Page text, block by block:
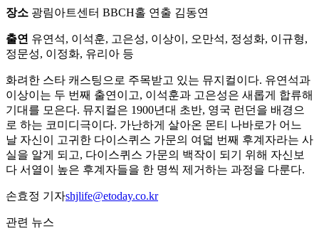
장소 광림아트센터 BBCH홀 연출 김동연
출연 유연석, 이석훈, 고은성, 이상이, 오만석, 정성화, 이규형,
정문성, 이정화, 유리아 등
화려한 스타 캐스팅으로 주목받고 있는 뮤지컬이다. 유연석과
이상이는 두 번째 출연이고, 이석훈과 고은성은 새롭게 합류해
기대를 모은다. 뮤지컬은 1900년대 초반, 영국 런던을 배경으
로 하는 코미디극이다. 가난하게 살아온 몬티 나바로가 어느
날 자신이 고귀한 다이스퀴스 가문의 여덟 번째 후계자라는 사
실을 알게 되고, 다이스퀴스 가문의 백작이 되기 위해 자신보
다 서열이 높은 후계자들을 한 명씩 제거하는 과정을 다룬다.
손효정 기자shjlife@etoday.co.kr
관련 뉴스